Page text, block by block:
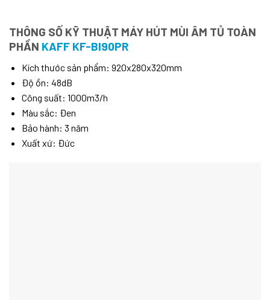
THÔNG SỐ KỸ THUẬT MÁY HÚT MÙI ÂM TỦ TOÀN
PHẦN KAFF KF-BI90PR
Kích thước sản phẩm: 920x280x320mm
Độ ồn: 48dB
Công suất: 1000m3/h
Màu sắc: Đen
Bảo hành: 3 năm
Xuất xứ: Đức